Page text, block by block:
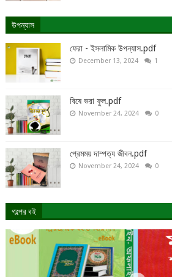
উপন্যাস
ফেরা - ইসলামিক উপন্যাস.pdf
December 13, 2024 1
বিষে ভরা ফুল.pdf
November 24, 2024 0
প্রেমময় দাম্পত্য জীবন.pdf
November 24, 2024 0
গল্পের বই